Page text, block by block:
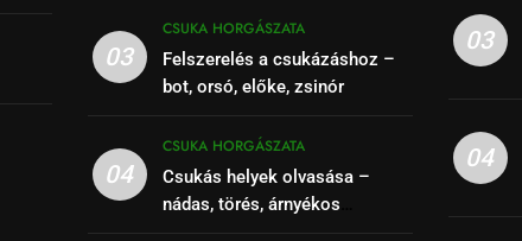
03
CSUKA HORGÁSZATA
Felszerelés a csukázáshoz –
bot, orsó, előke, zsinór
04
CSUKA HORGÁSZATA
Csukás helyek olvasása –
nádas, törés, árnyékos
03
04